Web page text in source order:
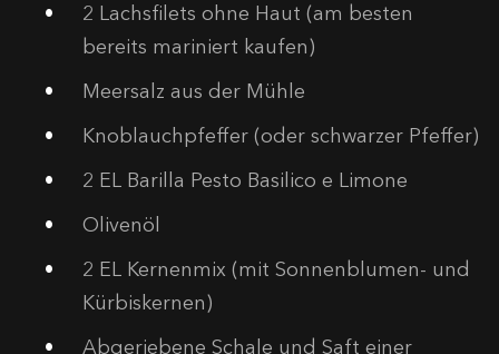
2 Lachsfilets ohne Haut (am besten
bereits mariniert kaufen)
Meersalz aus der Mühle
Knoblauchpfeffer (oder schwarzer Pfeffer)
2 EL Barilla Pesto Basilico e Limone
Olivenöl
2 EL Kernenmix (mit Sonnenblumen- und
Kürbiskernen)
Abgeriebene Schale und Saft einer